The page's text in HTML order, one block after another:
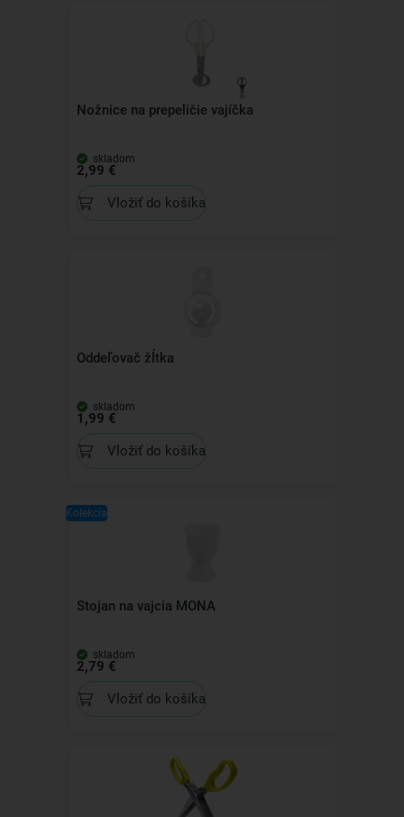
Nožnice na prepeličie vajíčka
skladom
2,99 €
Vložiť do košíka
Oddeľovač žĺtka
skladom
1,99 €
Vložiť do košíka
Kolekcia
Stojan na vajcia MONA
skladom
2,79 €
Vložiť do košíka